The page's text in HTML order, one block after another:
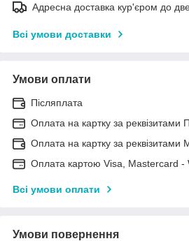
Адресна доставка кур'єром до
Всі умови доставки
Умови оплати
Післяплата
Оплата на картку за реквізитами
Оплата на картку за реквізитами
Оплата картою Visa, Mastercard -
Всі умови оплати
Умови повернення